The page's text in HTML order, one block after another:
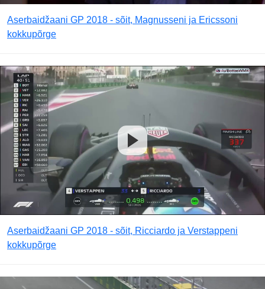
Aserbaidžaani GP 2018 - sõit, Magnusseni ja Ericssoni
kokkupõrge
Aserbaidžaani GP 2018 - sõit, Ricciardo ja Verstappeni
kokkupõrge